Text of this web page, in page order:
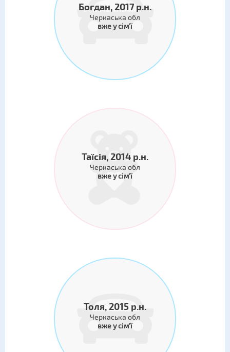
Богдан, 2017 р.н.
Черкаська обл
вже у сім'ї
Таїсія, 2014 р.н.
Черкаська обл
вже у сім'ї
Толя, 2015 р.н.
Черкаська обл
вже у сім'ї